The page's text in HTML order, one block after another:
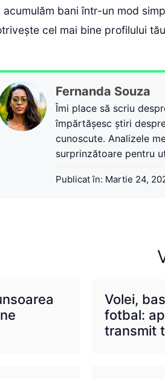
acumulăm bani într-un mod
cel mai bine profilului
Fernanda Souza
Îmi place să scriu
împărtășesc știri
cunoscute. Analizele
surprinzătoare pentru
Publicat în: Martie 24,
Volei,
fotbal:
transmit